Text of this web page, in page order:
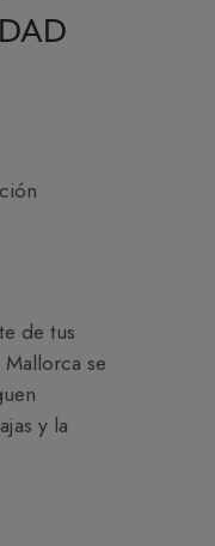
de tus
se
y la